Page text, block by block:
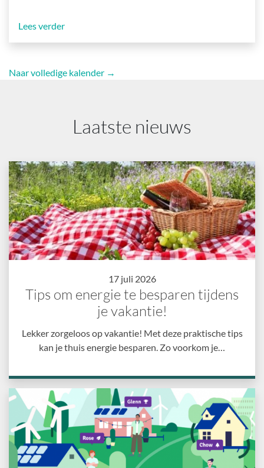
Lees verder
Naar volledige kalender →
Laatste nieuws
17 juli 2026
Tips om energie te besparen tijdens
je vakantie!
Lekker zorgeloos op vakantie! Met deze praktische tips
kan je thuis energie besparen. Zo voorkom je…